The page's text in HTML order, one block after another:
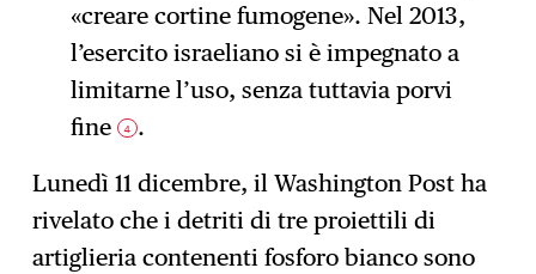
«creare cortine fumogene». Nel 2013,
l’esercito israeliano si è impegnato a
limitarne l’uso, senza tuttavia porvi
fine
4 .
Lunedì 11 dicembre, il Washington Post ha
rivelato che i detriti di tre proiettili di
artiglieria contenenti fosforo bianco sono